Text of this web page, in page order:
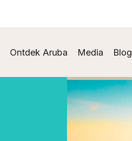
Ontdek Aruba Media Blog